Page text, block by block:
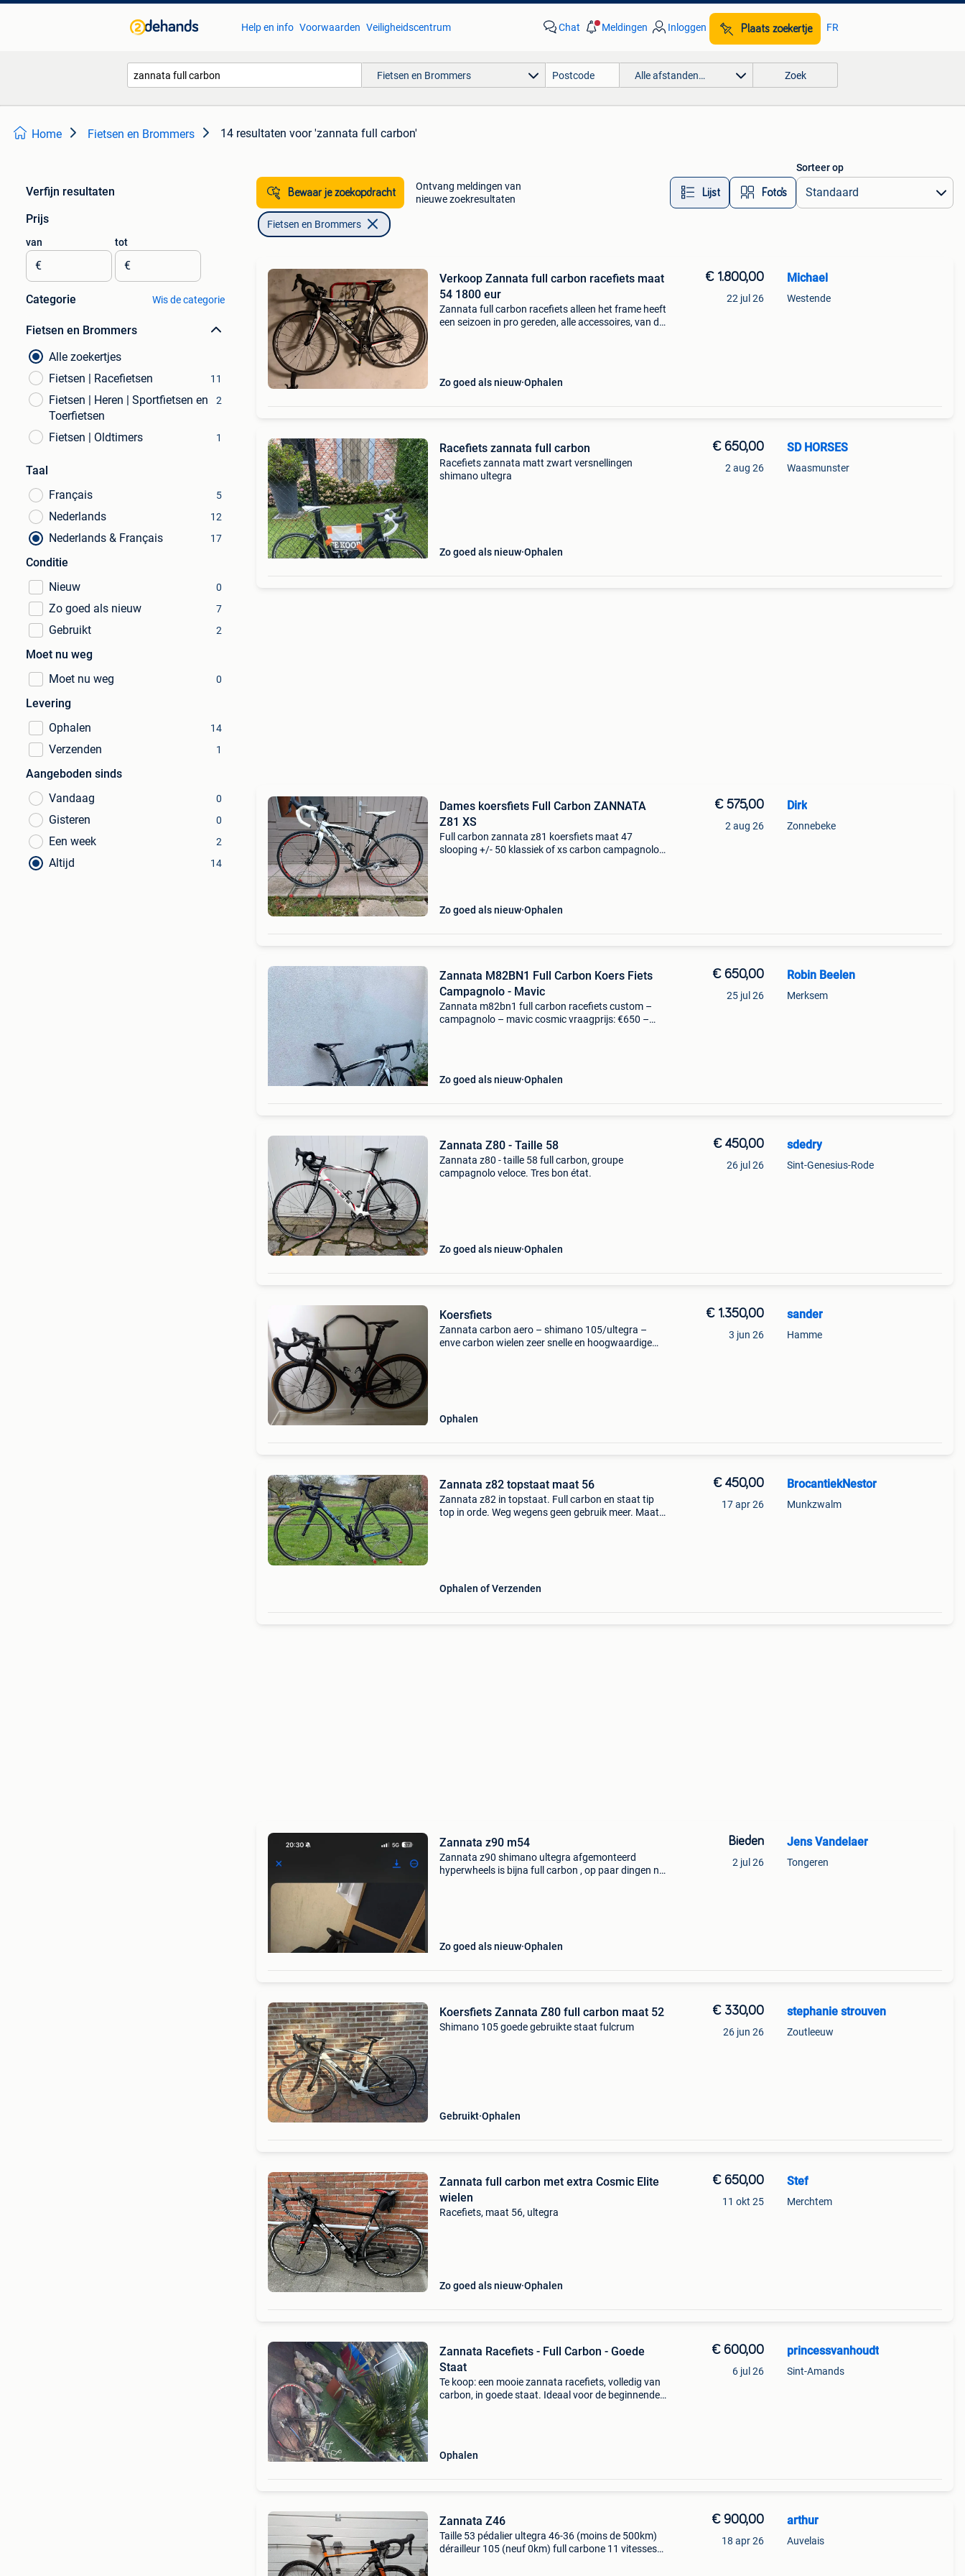
Help en info Voorwaarden Veiligheidscentrum Chat Meldingen Inloggen Plaats zoekertje FR
Fietsen en Brommers Alle afstanden… Zoek
Home Fietsen en Brommers 14 resultaten voor 'zannata full carbon'
Verfijn resultaten
Prijs
van
€
tot
€
Categorie Wis de categorie
Fietsen en Brommers
Alle zoekertjes
Fietsen | Racefietsen
11
Fietsen | Heren | Sportfietsen en
Toerfietsen
2
Fietsen | Oldtimers 1
Taal
Français
5
Nederlands 12
Nederlands & Français 17
Conditie
Nieuw
0
Zo goed als nieuw 7
Gebruikt 2
Moet nu weg
Moet nu weg
0
Levering
Ophalen
14
Verzenden 1
Aangeboden sinds
Vandaag
0
Gisteren 0
Een week 2
Altijd 14
Bewaar je zoekopdracht
Ontvang meldingen van
nieuwe zoekresultaten
Lijst Foto’s
Sorteer op
Fietsen en Brommers
Verkoop Zannata full carbon racefiets maat
54 1800 eur
Zannata full carbon racefiets alleen het frame heeft
een seizoen in pro gereden, alle accessoires, van de
Zo goed als nieuw Ophalen
€ 1.800,00
22 jul 26
Michael
Westende
Racefiets zannata full carbon
Racefiets zannata matt zwart versnellingen
shimano ultegra
Zo goed als nieuw Ophalen
€ 650,00
2 aug 26
SD HORSES
Waasmunster
Dames koersfiets Full Carbon ZANNATA
Z81 XS
Full carbon zannata z81 koersfiets maat 47
slooping +/- 50 klassiek of xs carbon campagnolo
Zo goed als nieuw Ophalen
€ 575,00
2 aug 26
Dirk
Zonnebeke
Zannata M82BN1 Full Carbon Koers Fiets
Campagnolo - Mavic
Zannata m82bn1 full carbon racefiets custom –
campagnolo – mavic cosmic vraagprijs: €650 –
Zo goed als nieuw Ophalen
€ 650,00
25 jul 26
Robin Beelen
Merksem
Zannata Z80 - Taille 58
Zannata z80 - taille 58 full carbon, groupe
campagnolo veloce. Tres bon état.
Zo goed als nieuw Ophalen
€ 450,00
26 jul 26
sdedry
Sint-Genesius-Rode
Koersfiets
Zannata carbon aero – shimano 105/ultegra –
enve carbon wielen zeer snelle en hoogwaardige
Ophalen
€ 1.350,00
3 jun 26
sander
Hamme
Zannata z82 topstaat maat 56
Zannata z82 in topstaat. Full carbon en staat tip
top in orde. Weg wegens geen gebruik meer. Maat
Ophalen of Verzenden
€ 450,00
17 apr 26
BrocantiekNestor
Munkzwalm
Zannata z90 m54
Zannata z90 shimano ultegra afgemonteerd
hyperwheels is bijna full carbon , op paar dingen na
Zo goed als nieuw Ophalen
Bieden
2 jul 26
Jens Vandelaer
Tongeren
Koersfiets Zannata Z80 full carbon maat 52
Shimano 105 goede gebruikte staat fulcrum
Gebruikt Ophalen
€ 330,00
26 jun 26
stephanie strouven
Zoutleeuw
Zannata full carbon met extra Cosmic Elite
wielen
Racefiets, maat 56, ultegra
Zo goed als nieuw Ophalen
€ 650,00
11 okt 25
Stef
Merchtem
Zannata Racefiets - Full Carbon - Goede
Staat
Te koop: een mooie zannata racefiets, volledig van
carbon, in goede staat. Ideaal voor de beginnende
Ophalen
€ 600,00
6 jul 26
princessvanhoudt
Sint-Amands
Zannata Z46
Taille 53 pédalier ultegra 46-36 (moins de 500km)
dérailleur 105 (neuf 0km) full carbone 11 vitesses
€ 900,00
18 apr 26
arthur
Auvelais